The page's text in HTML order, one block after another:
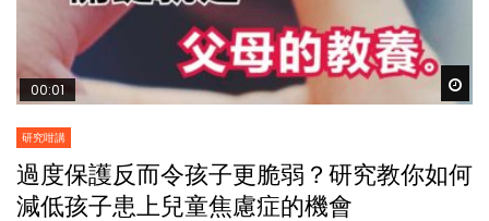
00:01
研究咁講
過度保護反而令孩子更脆弱？研究教你如何
減低孩子患上兒童焦慮症的機會